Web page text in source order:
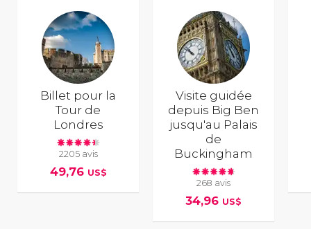
Billet pour la
Tour de
Londres
2205 avis
49,76 US$
Visite guidée
depuis Big Ben
jusqu'au Palais
de
Buckingham
268 avis
34,96 US$